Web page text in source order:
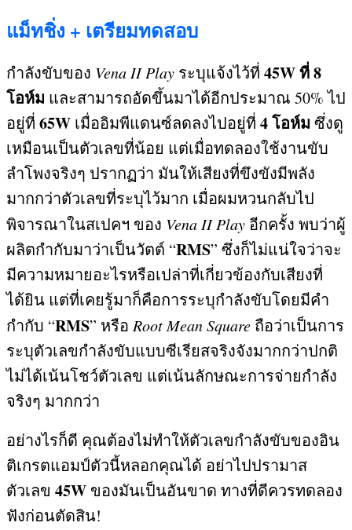
แม็ทชิ่ง + เตรียมทดสอบ
กำลังขับของ Vena II Play ระบุแจ้งไว้ที่ 45Wที่8
โอห์ม และสามารถอัดขึ้นมาได้อีกประมาณ 50%ไป
อยู่ที่ 65W เมื่ออิมพีแดนซ์ลดลงไปอยู่ที่ 4โอห์ม ซึ่งดู
เหมือนเป็นตัวเลขที่น้อย แต่เมื่อทดลองใช้งานขับ
ลำโพงจริงๆ ปรากฏว่า มันให้เสียงที่ขึงขังมีพลัง
มากกว่าตัวเลขที่ระบุไว้มาก เมื่อผมหวนกลับไป
พิจารณาในสเปคฯ ของ Vena II Play อีกครั้ง พบว่าผู้
ผลิตกำกับมาว่าเป็นวัตต์ “RMS” ซึ่งก็ไม่แน่ใจว่าจะ
มีความหมายอะไรหรือเปล่าที่เกี่ยวข้องกับเสียงที่
ได้ยิน แต่ที่เคยรู้มาก็คือการระบุกำลังขับโดยมีคำ
กำกับ “RMS” หรือ Root Mean Square ถือว่าเป็นการ
ระบุตัวเลขกำลังขับแบบซีเรียสจริงจังมากกว่าปกติ
ไม่ได้เน้นโชว์ตัวเลข แต่เน้นลักษณะการจ่ายกำลัง
จริงๆ มากกว่า
อย่างไรก็ดี คุณต้องไม่ทำให้ตัวเลขกำลังขับของอิน
ติเกรตแอมป์ตัวนี้หลอกคุณได้ อย่าไปปรามาส
ตัวเลข 45W ของมันเป็นอันขาด ทางที่ดีควรทดลอง
ฟังก่อนตัดสิน!